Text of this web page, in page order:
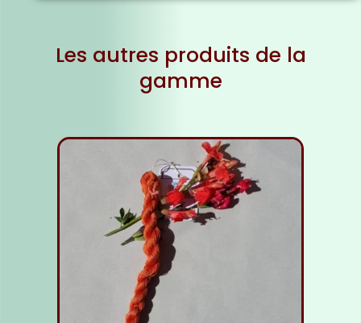
Les autres produits de la
gamme